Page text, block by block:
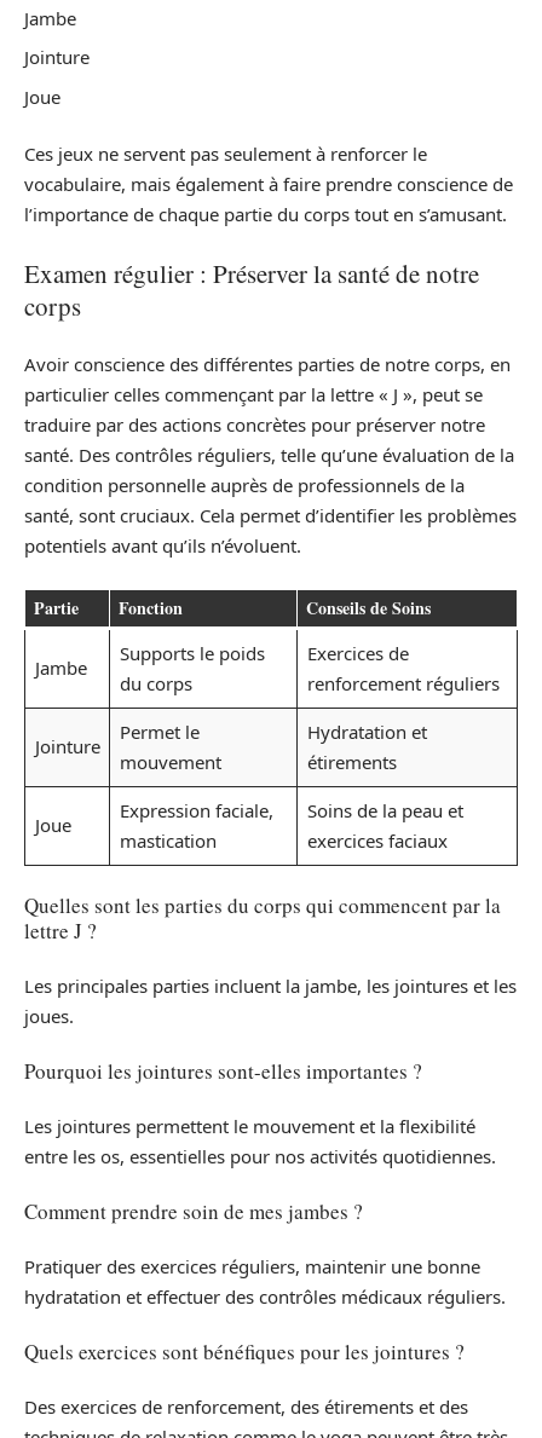
Jambe
Jointure
Joue
Ces jeux ne servent pas seulement à renforcer le
vocabulaire, mais également à faire prendre conscience de
l’importance de chaque partie du corps tout en s’amusant.
Examen régulier : Préserver la santé de notre
corps
Avoir conscience des différentes parties de notre corps, en
particulier celles commençant par la lettre « J », peut se
traduire par des actions concrètes pour préserver notre
santé. Des contrôles réguliers, telle qu’une évaluation de la
condition personnelle auprès de professionnels de la
santé, sont cruciaux. Cela permet d’identifier les problèmes
potentiels avant qu’ils n’évoluent.
Partie Fonction Conseils de Soins
Jambe
Supports le poids
du corps
Exercices de
renforcement réguliers
Jointure
Permet le
mouvement
Hydratation et
étirements
Joue
Expression faciale,
mastication
Soins de la peau et
exercices faciaux
Quelles sont les parties du corps qui commencent par la
lettre J ?
Les principales parties incluent la jambe, les jointures et les
joues.
Pourquoi les jointures sont-elles importantes ?
Les jointures permettent le mouvement et la flexibilité
entre les os, essentielles pour nos activités quotidiennes.
Comment prendre soin de mes jambes ?
Pratiquer des exercices réguliers, maintenir une bonne
hydratation et effectuer des contrôles médicaux réguliers.
Quels exercices sont bénéfiques pour les jointures ?
Des exercices de renforcement, des étirements et des